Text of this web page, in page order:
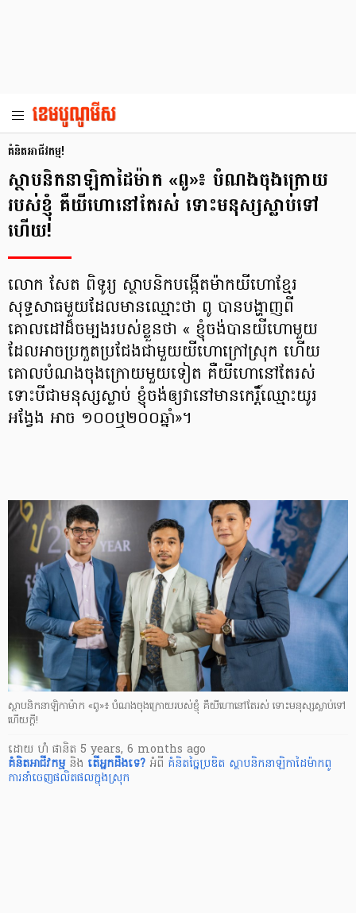
គំនិតអាជីវកម្ម!
ស្ថាបនិកនាឡិកាដៃម៉ាក «ពូ»៖ បំណងចុងក្រោយ
របស់ខ្ញុំ គឺយីហោនៅតែរស់ ទោះមនុស្សស្លាប់ទៅ
ហើយ!
លោក សែត ពិទូរ្យ ស្ថាបនិកបង្កើតម៉ាកយីហោខ្មែរ
សុទ្ធសាធមួយដែលមានឈ្មោះថា ពូ បានបង្ហាញពី
គោលដៅដ៏ចម្បងរបស់ខ្លួនថា « ខ្ញុំចង់បានយីហោមួយ
ដែលអាចប្រកួតប្រជែងជាមួយយីហោក្រៅស្រុក ហើយ
គោលបំណងចុងក្រោយមួយទៀត គឺយីហោនៅតែរស់
ទោះបីជាមនុស្សស្លាប់ ខ្ញុំចង់ឲ្យវានៅមានកេរ្តិ៍ឈ្មោះយូរ
អង្វែង អាច ១០០ឬ២០០ឆ្នាំ»។
ស្ថាបនិកនាឡិកាម៉ាក «ពូ»៖ បំណងចុងក្រោយរបស់ខ្ញុំ គឺយីហោនៅតែរស់ ទោះមនុស្សស្លាប់ទៅ
ហើយក្ដី!
ដោយ ហំ ផានិត 5 years, 6 months ago
គំនិតអាជីវកម្មនិង តើ​អ្នក​ដឹងទេ? អំពី គំនិតច្នៃប្រឌិត ស្ថាបនិកនាឡិកាដៃម៉ាកពូ
ការនាំចេញផលិតផលក្នុងស្រុក